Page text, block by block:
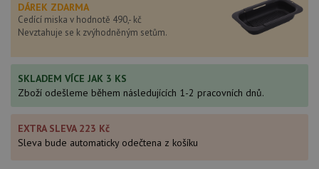
DÁREK ZDARMA
Cedící miska v hodnotě 490,- kč
Nevztahuje se k zvýhodněným setům.
SKLADEM VÍCE JAK 3 KS
Zboží odešleme během následujících 1-2 pracovních dnů.
EXTRA SLEVA 223 Kč
Sleva bude automaticky odečtena z košíku